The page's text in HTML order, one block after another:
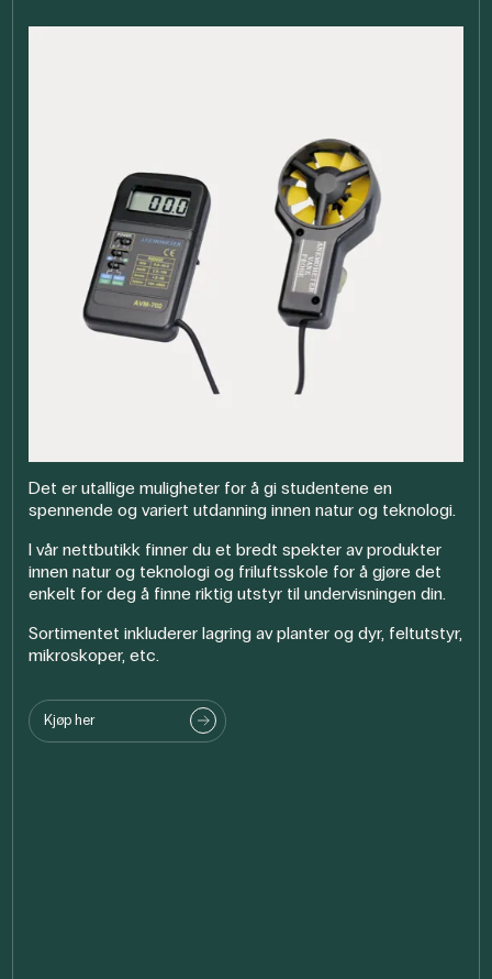
Det er utallige muligheter for å gi studentene en
spennende og variert utdanning innen natur og teknologi.
I vår nettbutikk finner du et bredt spekter av produkter
innen natur og teknologi og friluftsskole for å gjøre det
enkelt for deg å finne riktig utstyr til undervisningen din.
Sortimentet inkluderer lagring av planter og dyr, feltutstyr,
mikroskoper, etc.
Kjøp her